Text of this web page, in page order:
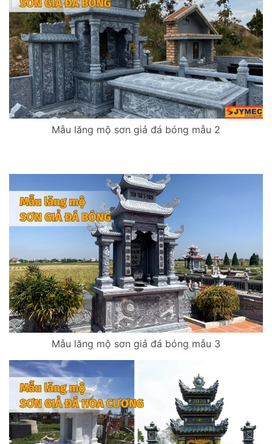
Mẫu lăng mộ sơn giả đá bóng mẫu 2
Mẫu lăng mộ sơn giả đá bóng mẫu 3